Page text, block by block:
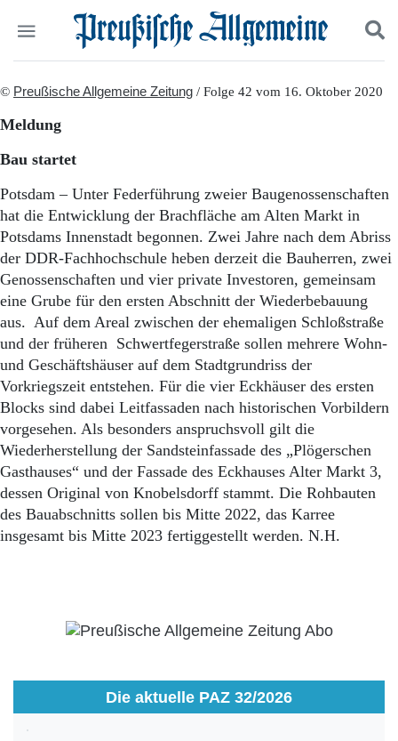
Start
Wer wir sind
Aktuelle Ausgabe
Abonnenten-Login
Abonnent werden
Abo Prämien
Archiv
Mediadaten
Politik
Leben
Geschichte
Ostpreußen
Pommern
Berlin-Brandenburg
Schlesien
Danzig und Westpreußen
Bücher
Kontakt
Suchen und finden
© Preußische Allgemeine Zeitung / Folge 42 vom 16. Oktober 2020
Meldung
Bau startet
Potsdam – Unter Federführung zweier Baugenossenschaften
hat die Entwicklung der Brachfläche am Alten Markt in
Potsdams Innenstadt begonnen. Zwei Jahre nach dem Abriss
der DDR-Fachhochschule heben derzeit die Bauherren, zwei
Genossenschaften und vier private Investoren, gemeinsam
eine Grube für den ersten Abschnitt der Wiederbebauung
aus. Auf dem Areal zwischen der ehemaligen Schloßstraße
und der früheren Schwertfegerstraße sollen mehrere Wohn-
und Geschäftshäuser auf dem Stadtgrundriss der
Vorkriegszeit entstehen. Für die vier Eckhäuser des ersten
Blocks sind dabei Leitfassaden nach historischen Vorbildern
vorgesehen. Als besonders anspruchsvoll gilt die
Wiederherstellung der Sandsteinfassade des „Plögerschen
Gasthauses“ und der Fassade des Eckhauses Alter Markt 3,
dessen Original von Knobelsdorff stammt. Die Rohbauten
des Bauabschnitts sollen bis Mitte 2022, das Karree
insgesamt bis Mitte 2023 fertiggestellt werden. N.H.
Die aktuelle PAZ 32/2026